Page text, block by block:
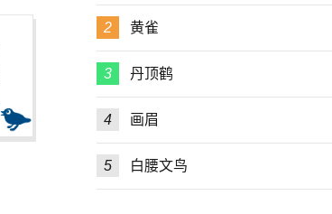
2 黄雀
3 丹顶鹤
4 画眉
5 白腰文鸟